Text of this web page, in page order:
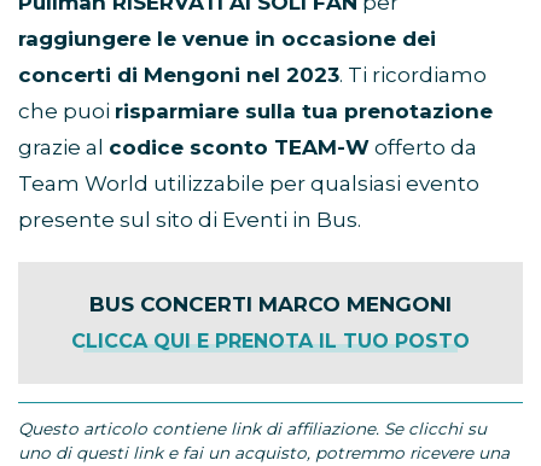
raggiungere le venue in occasione dei
concerti di Mengoni nel 2023. Ti ricordiamo
che puoi risparmiare sulla tua prenotazione
grazie al codice sconto TEAM-W offerto da
Team World utilizzabile per qualsiasi evento
presente sul sito di Eventi in Bus.
BUS CONCERTI MARCO MENGONI
CLICCA QUI E PRENOTA IL TUO POSTO
Questo articolo contiene link di affiliazione. Se clicchi su
uno di questi link e fai un acquisto, potremmo ricevere una